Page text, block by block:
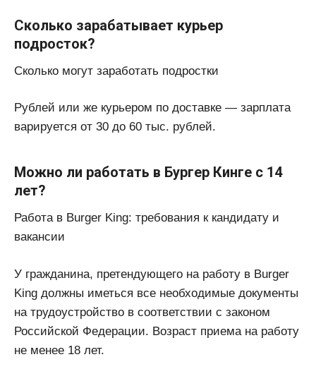
Сколько зарабатывает курьер
подросток?
Сколько могут заработать подростки
Рублей или же курьером по доставке — зарплата
варируется от 30 до 60 тыс. рублей.
Можно ли работать в Бургер Кинге с 14
лет?
Работа в Burger King: требования к кандидату и
вакансии
У гражданина, претендующего на работу в Burger
King должны иметься все необходимые документы
на трудоустройство в соответствии с законом
Российской Федерации. Возраст приема на работу
не менее 18 лет.